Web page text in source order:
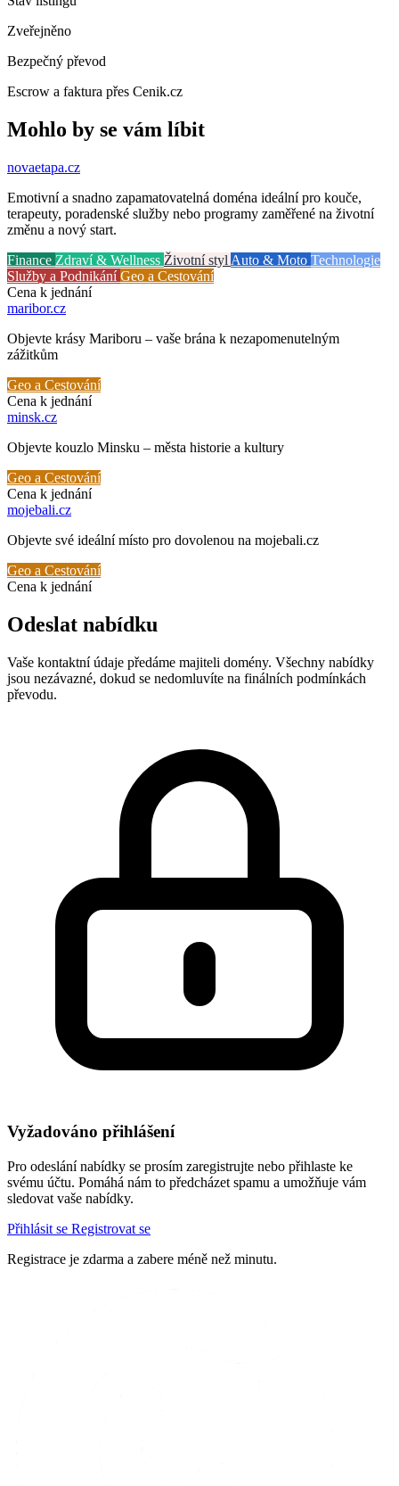
Zveřejněno
Bezpečný převod
Escrow a faktura přes Cenik.cz
Mohlo by se vám líbit
novaetapa.cz
Emotivní a snadno zapamatovatelná doména ideální pro kouče,
terapeuty, poradenské služby nebo programy zaměřené na životní
změnu a nový start.
Finance Zdraví & Wellness Životní styl Auto & Moto Technologie
Služby a PodnikáníGeo a Cestování
Cena k jednání
maribor.cz
Objevte krásy Mariboru – vaše brána k nezapomenutelným
zážitkům
Geo a Cestování
Cena k jednání
minsk.cz
Objevte kouzlo Minsku – města historie a kultury
Geo a Cestování
Cena k jednání
mojebali.cz
Objevte své ideální místo pro dovolenou na mojebali.cz
Geo a Cestování
Cena k jednání
Odeslat nabídku
Vaše kontaktní údaje předáme majiteli domény. Všechny nabídky
jsou nezávazné, dokud se nedomluvíte na finálních podmínkách
převodu.
Vyžadováno přihlášení
Pro odeslání nabídky se prosím zaregistrujte nebo přihlaste ke
svému účtu. Pomáhá nám to předcházet spamu a umožňuje vám
sledovat vaše nabídky.
Přihlásit se Registrovat se
Registrace je zdarma a zabere méně než minutu.